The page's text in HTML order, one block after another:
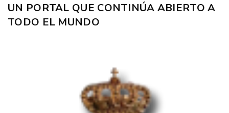
UN PORTAL QUE CONTINÚA ABIERTO A
TODO EL MUNDO